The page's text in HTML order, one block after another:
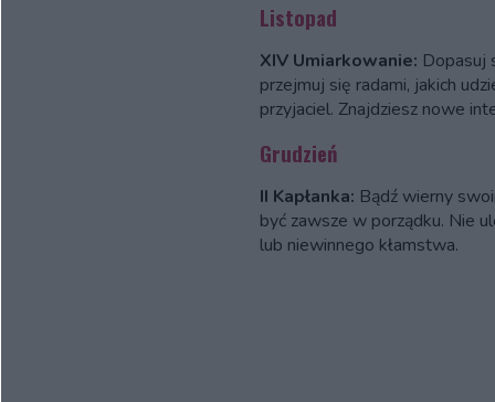
Listopad
XIV Umiarkowanie: Dopasuj
przejmuj się radami, jakich
przyjaciel. Znajdziesz nowe
Grudzień
II Kapłanka: Bądź wierny
być zawsze w porządku. Nie
lub niewinnego kłamstwa.